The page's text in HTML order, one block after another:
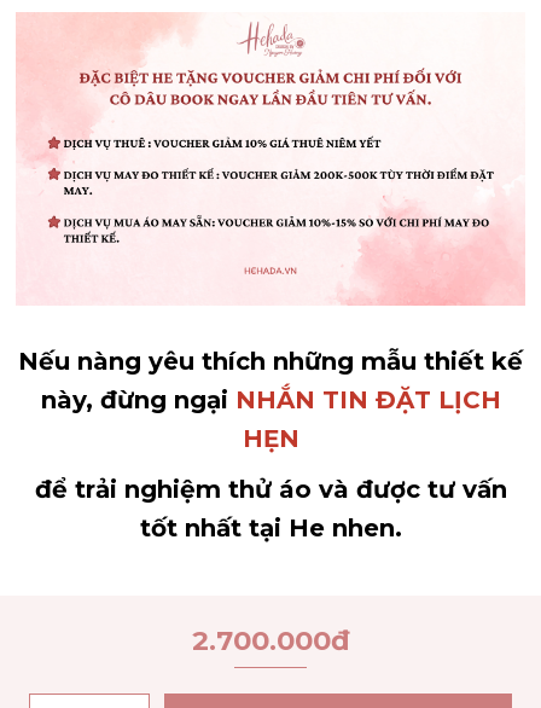
Nếu nàng yêu thích những mẫu thiết kế
này, đừng ngại NHẮN TIN ĐẶT LỊCH
HẸN
để trải nghiệm thử áo và được tư vấn
tốt nhất tại He nhen.
2.700.000đ